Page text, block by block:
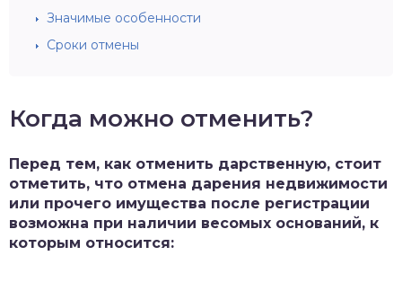
Значимые особенности
Сроки отмены
Когда можно отменить?
Перед тем, как отменить дарственную, стоит
отметить, что отмена дарения недвижимости
или прочего имущества после регистрации
возможна при наличии весомых оснований, к
которым относится: